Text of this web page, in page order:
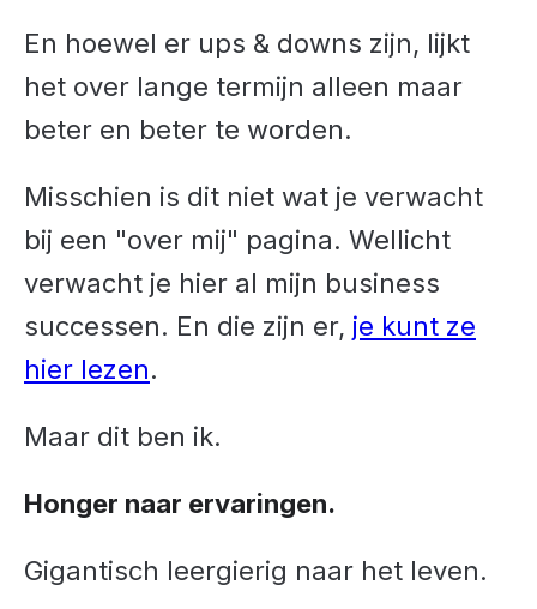
En hoewel er ups & downs zijn, lijkt
het over lange termijn alleen maar
beter en beter te worden.
Misschien is dit niet wat je verwacht
bij een "over mij" pagina. Wellicht
verwacht je hier al mijn business
successen. En die zijn er, je kunt ze
hier lezen.
Maar dit ben ik.
Honger naar ervaringen.
Gigantisch leergierig naar het leven.